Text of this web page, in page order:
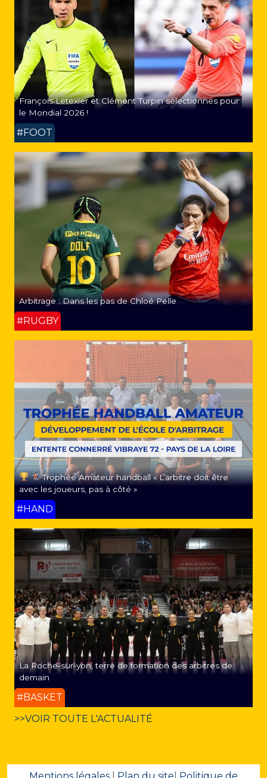
François Letexier et Clément Turpin sélectionnés pour
le Mondial 2026 !
#FOOT
Arbitrage : Dans les pas de Chloé Pelle
#RUGBY
Trophée Amateur handball « L’arbitre doit être
avec les joueurs, pas à côté »
#HAND
La Roche-sur-yon, terre de formation des arbitres de
demain
#BASKET
>>VOIR TOUTE L'ACTUALITÉ
Mentions légales Plan du site Politique de